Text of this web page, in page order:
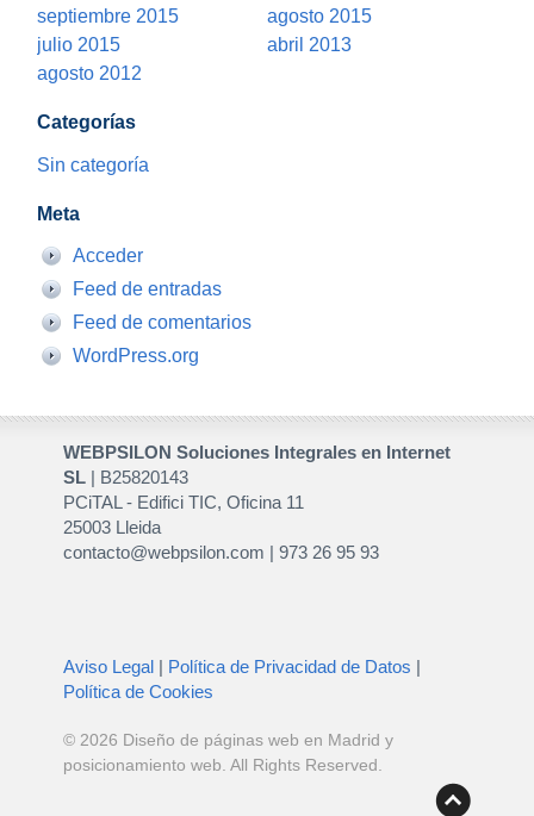
septiembre 2015
agosto 2015
julio 2015
abril 2013
agosto 2012
Categorías
Sin categoría
Meta
Acceder
Feed de entradas
Feed de comentarios
WordPress.org
WEBPSILON Soluciones Integrales en Internet
SL| B25820143
PCiTAL - Edifici TIC, Oficina 11
25003 Lleida
contacto@webpsilon.com | 973 26 95 93
Aviso Legal| Política de Privacidad de Datos |
Política de Cookies
© 2026 Diseño de páginas web en Madrid y
posicionamiento web . All Rights Reserved.